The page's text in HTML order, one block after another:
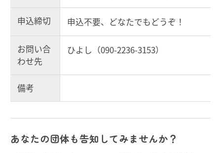
申込締切 申込不要、どなたでもどうぞ！
お問い合
わせ先
ひよし（090-2236-3153）
備考
あなたの団体も告知してみませんか？